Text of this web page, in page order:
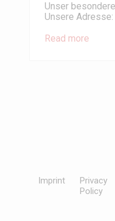
Unser
Unsere Adresse:
Read more
Imprint
Privacy
Policy